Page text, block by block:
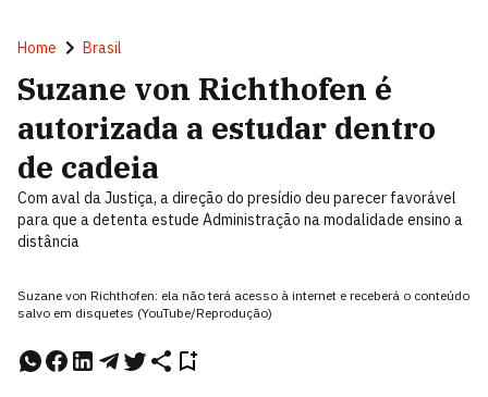
Home Brasil
Suzane von Richthofen é
autorizada a estudar dentro
de cadeia
Com aval da Justiça, a direção do presídio deu parecer favorável
para que a detenta estude Administração na modalidade ensino a
distância
Suzane von Richthofen: ela não terá acesso à internet e receberá o conteúdo
salvo em disquetes (YouTube/Reprodução)